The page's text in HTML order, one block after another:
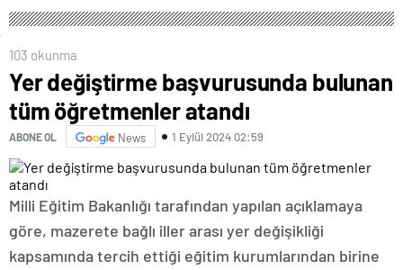
103 okunma
Yer değiştirme başvurusunda bulunan
tüm öğretmenler atandı
ABONE OL News 1 Eylül 2024 02:59
Milli Eğitim Bakanlığı tarafından yapılan açıklamaya
göre, mazerete bağlı iller arası yer değişikliği
kapsamında tercih ettiği eğitim kurumlarından birine